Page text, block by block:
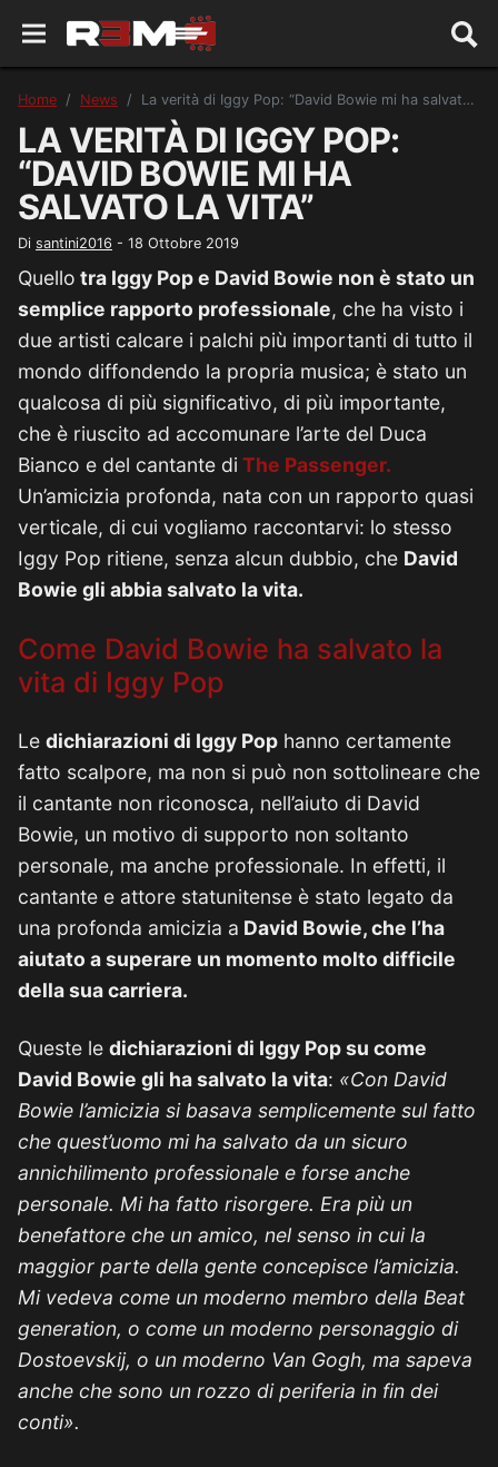
Home News La verità di Iggy Pop: “David Bowie mi ha salvato la vita”
LA VERITÀ DI IGGY POP:
“DAVID BOWIE MI HA
SALVATO LA VITA”
Di santini2016 - 18 Ottobre 2019
Quello tra Iggy Pop e David Bowie non è stato un
semplice rapporto professionale, che ha visto i
due artisti calcare i palchi più importanti di tutto il
mondo diffondendo la propria musica; è stato un
qualcosa di più significativo, di più importante,
che è riuscito ad accomunare l’arte del Duca
Bianco e del cantante di The Passenger.
Un’amicizia profonda, nata con un rapporto quasi
verticale, di cui vogliamo raccontarvi: lo stesso
Iggy Pop ritiene, senza alcun dubbio, che David
Bowie gli abbia salvato la vita.
Come David Bowie ha salvato la
vita di Iggy Pop
Le dichiarazioni di Iggy Pop hanno certamente
fatto scalpore, ma non si può non sottolineare che
il cantante non riconosca, nell’aiuto di David
Bowie, un motivo di supporto non soltanto
personale, ma anche professionale. In effetti, il
cantante e attore statunitense è stato legato da
una profonda amicizia a David Bowie, che l’ha
aiutato a superare un momento molto difficile
della sua carriera.
Queste le dichiarazioni di Iggy Pop su come
David Bowie gli ha salvato la vita: «Con David
Bowie l’amicizia si basava semplicemente sul fatto
che quest’uomo mi ha salvato da un sicuro
annichilimento professionale e forse anche
personale. Mi ha fatto risorgere. Era più un
benefattore che un amico, nel senso in cui la
maggior parte della gente concepisce l’amicizia.
Mi vedeva come un moderno membro della Beat
generation, o come un moderno personaggio di
Dostoevskij, o un moderno Van Gogh, ma sapeva
anche che sono un rozzo di periferia in fin dei
conti».